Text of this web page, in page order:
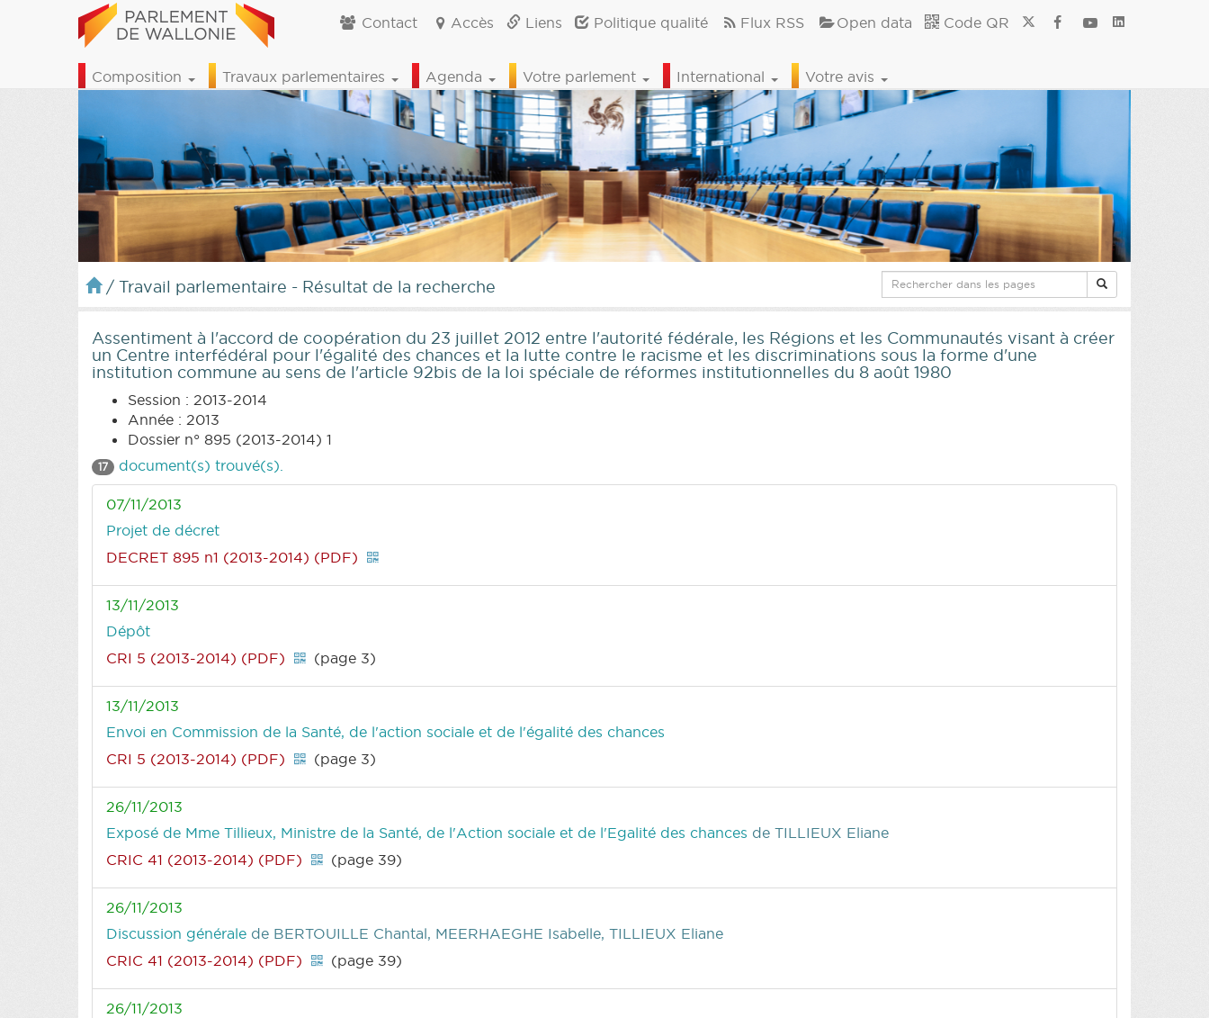
Contact Accès Liens Politique qualité Flux RSS Open data Code QR
Composition Travaux parlementaires Agenda Votre parlement International Votre avis
/ Travail parlementaire - Résultat de la recherche
Assentiment à l'accord de coopération du 23 juillet 2012 entre l'autorité fédérale, les Régions et les Communautés visant à créer
un Centre interfédéral pour l'égalité des chances et la lutte contre le racisme et les discriminations sous la forme d'une
institution commune au sens de l'article 92bis de la loi spéciale de réformes institutionnelles du 8 août 1980
Session : 2013-2014
Année : 2013
Dossier n° 895 (2013-2014) 1
17 document(s) trouvé(s).
07/11/2013
Projet de décret
DECRET 895 n1 (2013-2014) (PDF)
13/11/2013
Dépôt
CRI 5 (2013-2014) (PDF)
(page 3)
13/11/2013
Envoi en Commission de la Santé, de l'action sociale et de l'égalité des chances
CRI 5 (2013-2014) (PDF)
(page 3)
26/11/2013
Exposé de Mme Tillieux, Ministre de la Santé, de l'Action sociale et de l'Egalité des chances de TILLIEUX Eliane
CRIC 41 (2013-2014) (PDF)
(page 39)
26/11/2013
Discussion générale de BERTOUILLE Chantal, MEERHAEGHE Isabelle, TILLIEUX Eliane
CRIC 41 (2013-2014) (PDF)
(page 39)
26/11/2013